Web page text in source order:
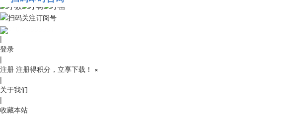
010-53689091
|
登录
|
注册 注册得积分，立享下载！ ×
|
关于我们
|
收藏本站